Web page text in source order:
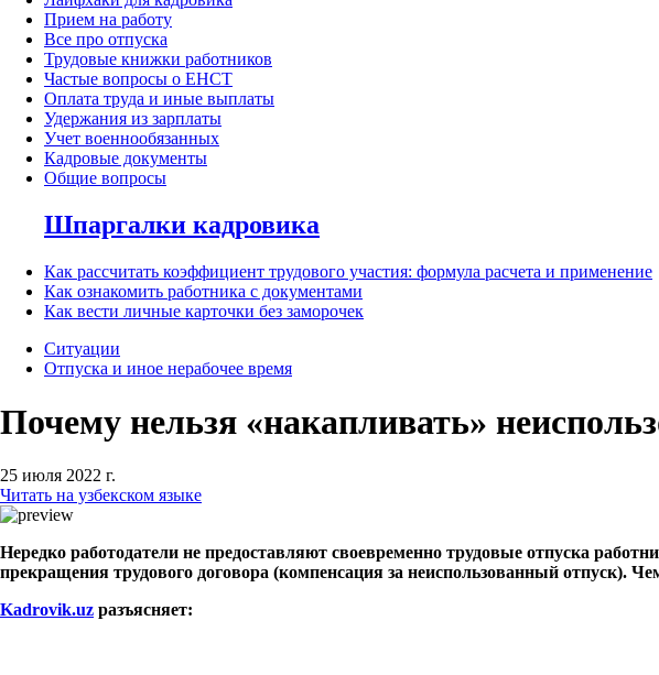
Прием на работу
Все про отпуска
Трудовые книжки работников
Частые вопросы о ЕНСТ
Оплата труда и иные выплаты
Удержания из зарплаты
Учет военнообязанных
Кадровые документы
Общие вопросы
Шпаргалки кадровика
Как рассчитать коэффициент трудового участия: формула расчета и применение
Как ознакомить работника с документами
Как вести личные карточки без заморочек
Ситуации
Отпуска и иное нерабочее время
Почему нельзя «накапливать»
25 июля 2022 г.
Читать на узбекском языке
Нередко работодатели не предоставляют своевременно трудовые отпуска
прекращения трудового договора (компенсация за неиспользованный отпуск).
Kadrovik.uz разъясняет: